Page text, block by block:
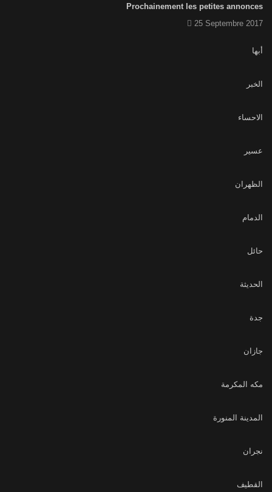
Prochainement les petites annonces
25 Septembre 2017
أبها
الخبر
الاحساء
عسير
الظهران
الدمام
حائل
الحديثة
جدة
جازان
مكه المكرمة
المدينة المنورة
نجران
القطيف